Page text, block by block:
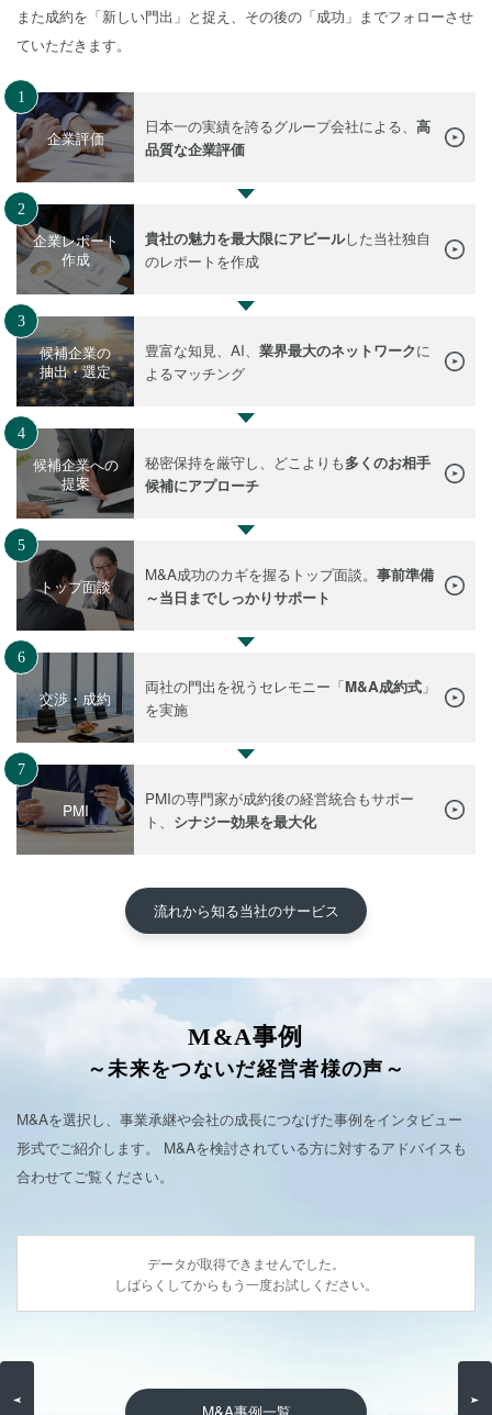
また成約を「新しい門出」と捉え、その後の「成功」までフォローさせ
ていただきます。
1
企業評価
日本一の実績を誇るグループ会社による、高
品質な企業評価
2
企業レポート
作成
貴社の魅力を最大限にアピールした当社独自
のレポートを作成
3
候補企業の
抽出・選定
豊富な知見、AI、業界最大のネットワークに
よるマッチング
4
候補企業への
提案
秘密保持を厳守し、どこよりも多くのお相手
候補にアプローチ
5
トップ面談
M&A成功のカギを握るトップ面談。事前準備
～当日までしっかりサポート
6
交渉・成約
両社の門出を祝うセレモニー「M&A成約式 」
を実施
7
PMI
PMIの専門家が成約後の経営統合もサポー
ト、 シナジー効果を最大化
流れから知る当社のサービス
M&A事例
～未来をつないだ経営者様の声～
M&Aを選択し、事業承継や会社の成長につなげた事例をインタビュー
形式でご紹介します。
M&Aを検討されている方に対するアドバイスも
合わせてご覧ください。
データが取得できませんでした。
しばらくしてからもう一度お試しください。